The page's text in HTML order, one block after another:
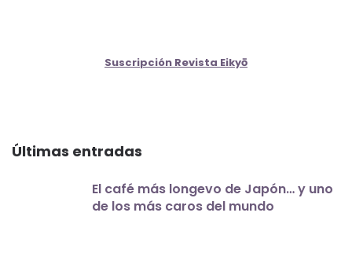
Suscripción Revista Eikyō
Últimas entradas
El café más longevo de Japón… y uno
de los más caros del mundo